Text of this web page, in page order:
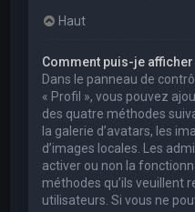
Haut
Comment puis-je afficher
Dans le panneau de
« Profil », vous pouvez
des quatre méthodes
la galerie d’avatars, les
d’images locales. Les
activer ou non la
méthodes qu’ils veuillent
utilisateurs. Si vous ne